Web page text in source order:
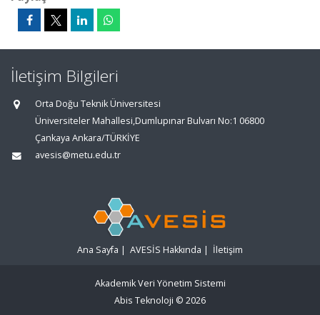
İletişim Bilgileri
Orta Doğu Teknik Üniversitesi
Üniversiteler Mahallesi,Dumlupınar Bulvarı No:1 06800
Çankaya Ankara/TÜRKİYE
avesis@metu.edu.tr
Ana Sayfa | AVESİS Hakkında | İletişim
Akademik Veri Yönetim Sistemi
Abis Teknoloji © 2026